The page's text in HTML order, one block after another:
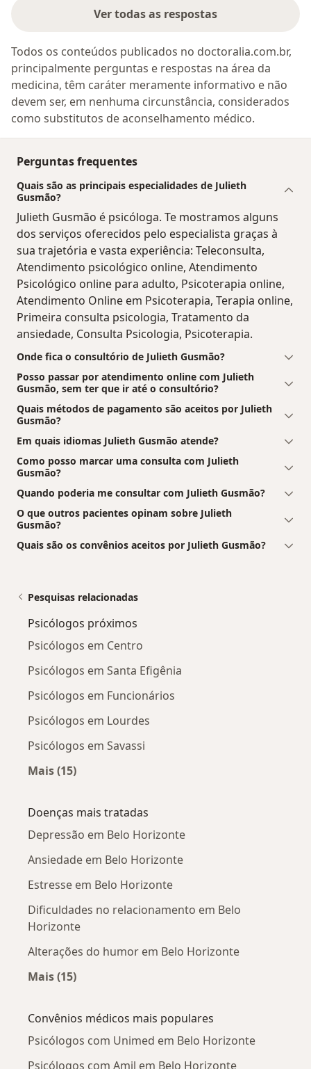
Ver todas as respostas
Todos os conteúdos publicados no doctoralia.com.br,
principalmente perguntas e respostas na área da
medicina, têm caráter meramente informativo e não
devem ser, em nenhuma circunstância, considerados
como substitutos de aconselhamento médico.
Perguntas frequentes
Quais são as principais especialidades de Julieth
Gusmão?
Julieth Gusmão é psicóloga. Te mostramos alguns
dos serviços oferecidos pelo especialista graças à
sua trajetória e vasta experiência: Teleconsulta,
Atendimento psicológico online, Atendimento
Psicológico online para adulto, Psicoterapia online,
Atendimento Online em Psicoterapia, Terapia online,
Primeira consulta psicologia, Tratamento da
ansiedade, Consulta Psicologia, Psicoterapia.
Onde fica o consultório de Julieth Gusmão?
Posso passar por atendimento online com Julieth
Gusmão, sem ter que ir até o consultório?
Quais métodos de pagamento são aceitos por Julieth
Gusmão?
Em quais idiomas Julieth Gusmão atende?
Como posso marcar uma consulta com Julieth
Gusmão?
Quando poderia me consultar com Julieth Gusmão?
O que outros pacientes opinam sobre Julieth
Gusmão?
Quais são os convênios aceitos por Julieth Gusmão?
Pesquisas relacionadas
Psicólogos próximos
Psicólogos em Centro
Psicólogos em Santa Efigênia
Psicólogos em Funcionários
Psicólogos em Lourdes
Psicólogos em Savassi
Mais (15)
Doenças mais tratadas
Depressão em Belo Horizonte
Ansiedade em Belo Horizonte
Estresse em Belo Horizonte
Dificuldades no relacionamento em Belo
Horizonte
Alterações do humor em Belo Horizonte
Mais (15)
Convênios médicos mais populares
Psicólogos com Unimed em Belo Horizonte
Psicólogos com Amil em Belo Horizonte